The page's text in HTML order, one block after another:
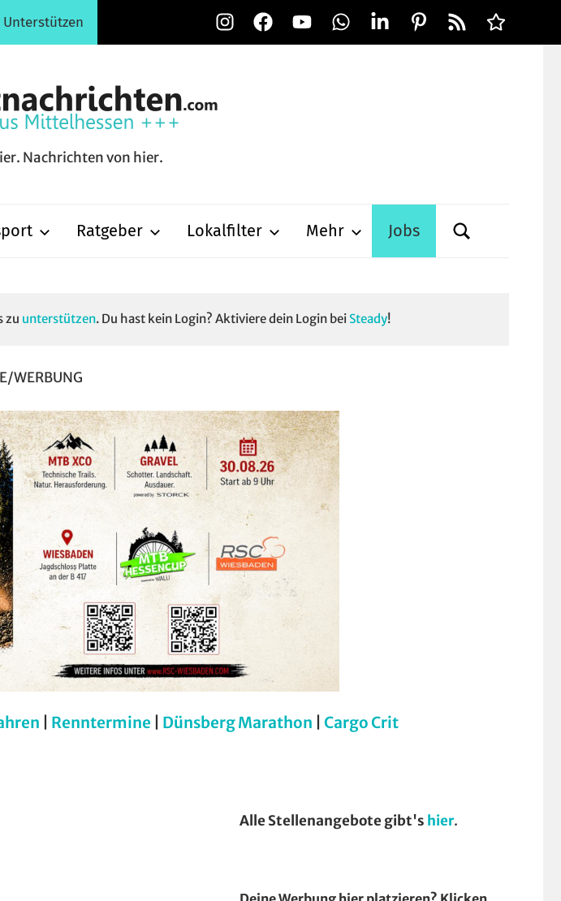
InstagramFacebookYouTubeWhatsAppLinkedInPinterest
RSS-
Feed
Alle
Unterstützen
Nachrichten von hier.
Ratgeber Lokalfilter Mehr Jobs
zu unterstützen. Du hast kein Login? Aktiviere dein Login bei Steady!
WERBUNG
Renntermine Dünsberg Marathon Cargo Crit
Alle Stellenangebote gibt's hier.